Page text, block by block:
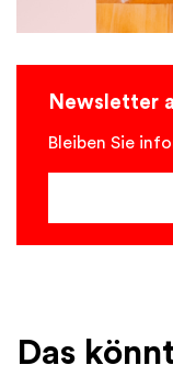
Newsletter
Bleiben Sie
Das